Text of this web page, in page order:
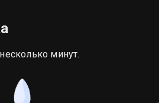
минут.